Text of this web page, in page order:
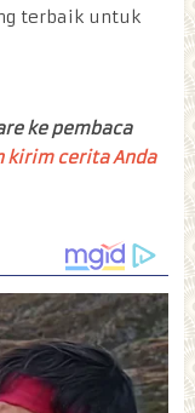
terbaik untuk
ke pembaca
kirim cerita Anda